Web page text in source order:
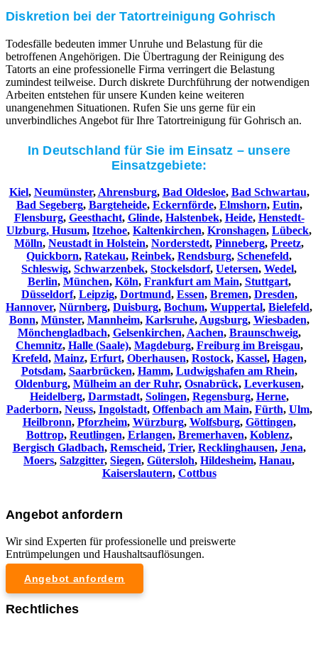
Diskretion bei der Tatortreinigung Gohrisch
Todesfälle bedeuten immer Unruhe und Belastung für die
betroffenen Angehörigen. Die Übertragung der Reinigung des
Tatorts an eine professionelle Firma verringert die Belastung
zumindest teilweise. Durch diskrete Durchführung der notwendigen
Arbeiten entstehen für unsere Kunden keine weiteren
unangenehmen Situationen. Rufen Sie uns gerne für ein
unverbindliches Angebot für Ihre Tatortreinigung für Gohrisch an.
In Deutschland für Sie im Einsatz – unsere
Einsatzgebiete:
Kiel, Neumünster, Ahrensburg, Bad Oldesloe, Bad Schwartau,
Bad Segeberg, Bargteheide, Eckernförde, Elmshorn, Eutin,
Flensburg, Geesthacht, Glinde, Halstenbek, Heide, Henstedt-
Ulzburg, Husum, Itzehoe, Kaltenkirchen, Kronshagen, Lübeck,
Mölln, Neustadt in Holstein, Norderstedt, Pinneberg, Preetz,
Quickborn, Ratekau, Reinbek, Rendsburg, Schenefeld,
Schleswig, Schwarzenbek, Stockelsdorf, Uetersen, Wedel,
Berlin, München, Köln, Frankfurt am Main, Stuttgart,
Düsseldorf, Leipzig, Dortmund, Essen, Bremen, Dresden,
Hannover, Nürnberg, Duisburg, Bochum, Wuppertal, Bielefeld,
Bonn, Münster, Mannheim, Karlsruhe, Augsburg, Wiesbaden,
Mönchengladbach, Gelsenkirchen, Aachen, Braunschweig,
Chemnitz⁠, Halle (Saale), Magdeburg, Freiburg im Breisgau,
Krefeld, Mainz, Erfurt, Oberhausen, Rostock, Kassel, Hagen,
Potsdam, Saarbrücken, Hamm, Ludwigshafen am Rhein,
Oldenburg, Mülheim an der Ruhr, Osnabrück, Leverkusen,
Heidelberg, Darmstadt, Solingen, Regensburg, Herne,
Paderborn, Neuss, Ingolstadt, Offenbach am Main, Fürth, Ulm,
Heilbronn, Pforzheim, Würzburg, Wolfsburg, Göttingen,
Bottrop, Reutlingen, Erlangen, Bremerhaven, Koblenz,
Bergisch Gladbach, Remscheid, Trier, Recklinghausen, Jena,
Moers, Salzgitter, Siegen, Gütersloh, Hildesheim, Hanau,
Kaiserslautern, Cottbus
Angebot anfordern
Wir sind Experten für professionelle und preiswerte
Entrümpelungen und Haushaltsauflösungen.
Angebot anfordern
Rechtliches